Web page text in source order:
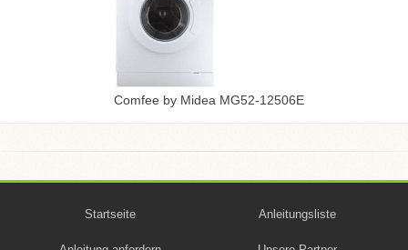
Comfee by Midea MG52-12506E
Startseite Anleitungsliste